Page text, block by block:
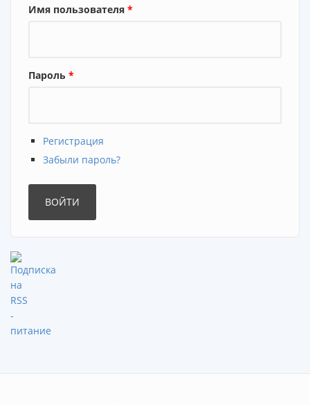
Имя пользователя *
Пароль *
Регистрация
Забыли пароль?